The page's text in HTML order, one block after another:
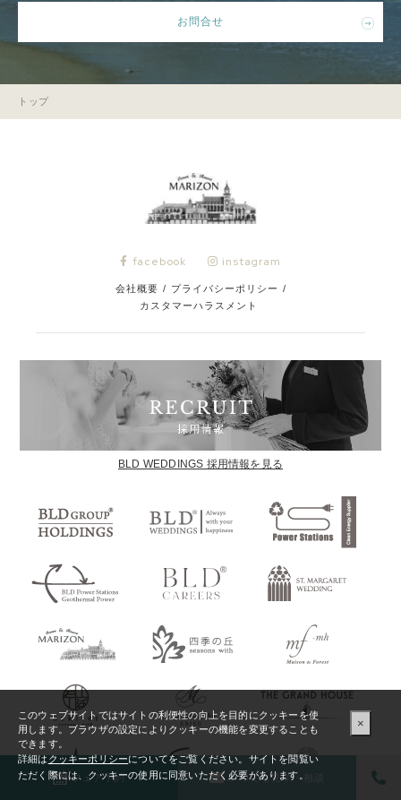
お問合せ
フェア予約 いつでも見学・相談
トップ
facebook instagram
会社概要 / プライバシーポリシー /
カスタマーハラスメント
BLD WEDDINGS 採用情報を見る
このウェブサイトではサイトの利便性の向上を目的にクッキーを使
用します。ブラウザの設定によりクッキーの機能を変更することも
できます。
詳細はクッキーポリシーについてをご覧ください。サイトを閲覧い
ただく際には、クッキーの使用に同意いただく必要があります。
×